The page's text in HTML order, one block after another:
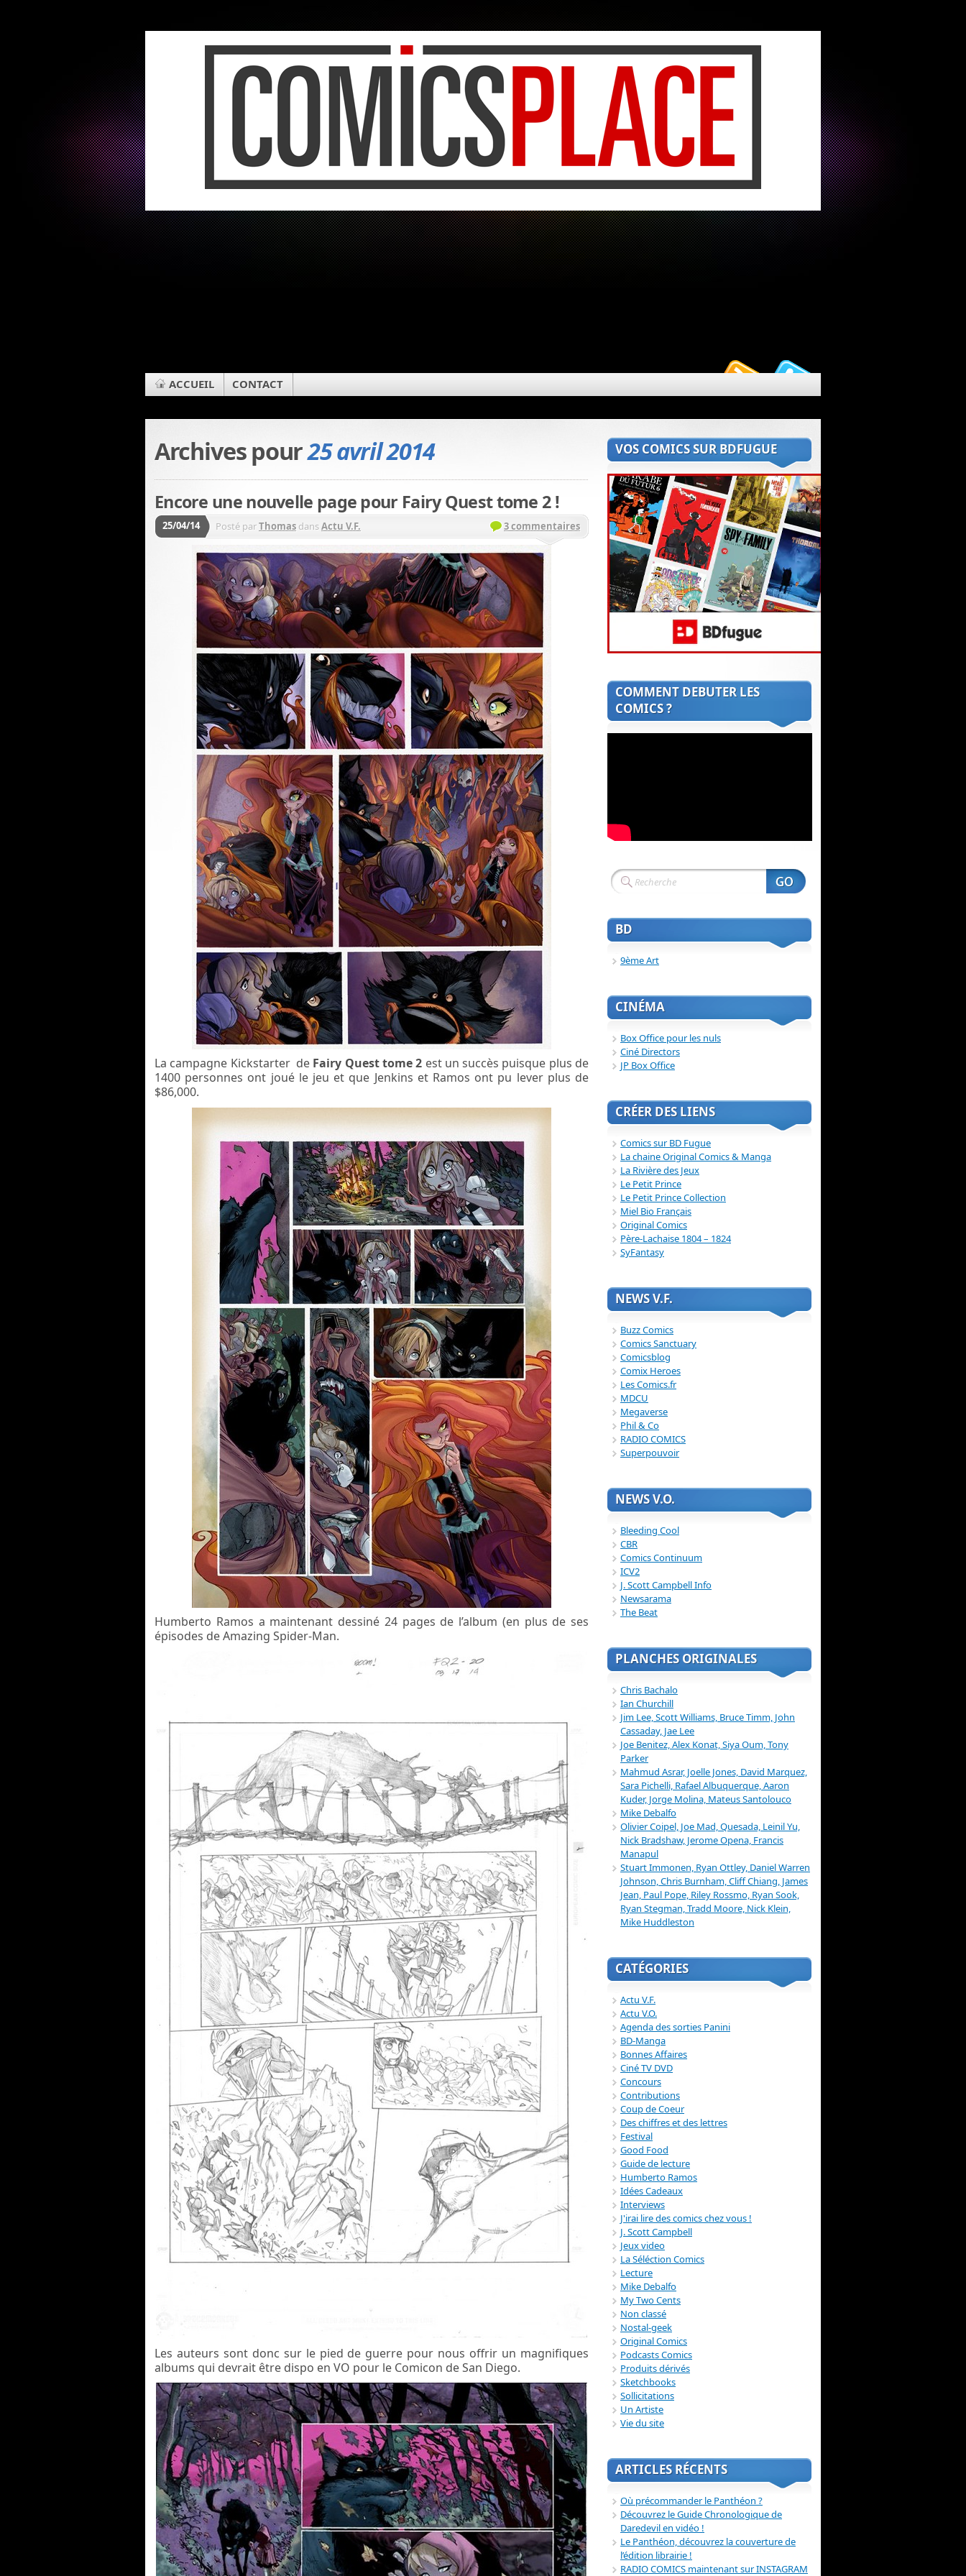
ACCUEIL CONTACT
Archives pour25 avril 2014
Encore une nouvelle page pour Fairy Quest tome 2 !
25/04/14 Posté parThomas dansActu V.F. 3 commentaires
La campagne Kickstarter de Fairy Quest tome 2 est un succès puisque plus de
1400 personnes ont joué le jeu et que Jenkins et Ramos ont pu lever plus de
$86,000.
Humberto Ramos a maintenant dessiné 24 pages de l’album (en plus de ses
épisodes de Amazing Spider-Man.
Les auteurs sont donc sur le pied de guerre pour nous offrir un magnifiques
albums qui devrait être dispo en VO pour le Comicon de San Diego.
VOS COMICS SUR BDFUGUE
COMMENT DEBUTER LES
COMICS ?
BD
9ème Art
CINÉMA
Box Office pour les nuls
Ciné Directors
JP Box Office
CRÉER DES LIENS
Comics sur BD Fugue
La chaine Original Comics & Manga
La Rivière des Jeux
Le Petit Prince
Le Petit Prince Collection
Miel Bio Français
Original Comics
Père-Lachaise 1804 – 1824
SyFantasy
NEWS V.F.
Buzz Comics
Comics Sanctuary
Comicsblog
Comix Heroes
Les Comics.fr
MDCU
Megaverse
Phil & Co
RADIO COMICS
Superpouvoir
NEWS V.O.
Bleeding Cool
CBR
Comics Continuum
ICV2
J. Scott Campbell Info
Newsarama
The Beat
PLANCHES ORIGINALES
Chris Bachalo
Ian Churchill
Jim Lee, Scott Williams, Bruce Timm, John
Cassaday, Jae Lee
Joe Benitez, Alex Konat, Siya Oum, Tony
Parker
Mahmud Asrar, Joelle Jones, David Marquez,
Sara Pichelli, Rafael Albuquerque, Aaron
Kuder, Jorge Molina, Mateus Santolouco
Mike Debalfo
Olivier Coipel, Joe Mad, Quesada, Leinil Yu,
Nick Bradshaw, Jerome Opena, Francis
Manapul
Stuart Immonen, Ryan Ottley, Daniel Warren
Johnson, Chris Burnham, Cliff Chiang, James
Jean, Paul Pope, Riley Rossmo, Ryan Sook,
Ryan Stegman, Tradd Moore, Nick Klein,
Mike Huddleston
CATÉGORIES
Actu V.F.
Actu V.O.
Agenda des sorties Panini
BD-Manga
Bonnes Affaires
Ciné TV DVD
Concours
Contributions
Coup de Coeur
Des chiffres et des lettres
Festival
Good Food
Guide de lecture
Humberto Ramos
Idées Cadeaux
Interviews
J'irai lire des comics chez vous !
J. Scott Campbell
Jeux video
La Séléction Comics
Lecture
Mike Debalfo
My Two Cents
Non classé
Nostal-geek
Original Comics
Podcasts Comics
Produits dérivés
Sketchbooks
Sollicitations
Un Artiste
Vie du site
ARTICLES RÉCENTS
Où précommander le Panthéon ?
Découvrez le Guide Chronologique de
Daredevil en vidéo !
Le Panthéon, découvrez la couverture de
l’édition librairie !
RADIO COMICS maintenant sur INSTAGRAM